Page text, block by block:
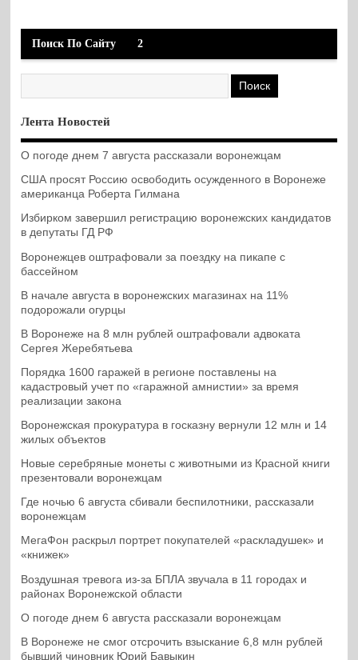
Поиск По Сайту 2
Лента Новостей
О погоде днем 7 августа рассказали воронежцам
США просят Россию освободить осужденного в Воронеже
американца Роберта Гилмана
Избирком завершил регистрацию воронежских кандидатов
в депутаты ГД РФ
Воронежцев оштрафовали за поездку на пикапе с
бассейном
В начале августа в воронежских магазинах на 11%
подорожали огурцы
В Воронеже на 8 млн рублей оштрафовали адвоката
Сергея Жеребятьева
Порядка 1600 гаражей в регионе поставлены на
кадастровый учет по «гаражной амнистии» за время
реализации закона
Воронежская прокуратура в госказну вернули 12 млн и 14
жилых объектов
Новые серебряные монеты с животными из Красной книги
презентовали воронежцам
Где ночью 6 августа сбивали беспилотники, рассказали
воронежцам
МегаФон раскрыл портрет покупателей «раскладушек» и
«книжек»
Воздушная тревога из-за БПЛА звучала в 11 городах и
районах Воронежской области
О погоде днем 6 августа рассказали воронежцам
В Воронеже не смог отсрочить взыскание 6,8 млн рублей
бывший чиновник Юрий Бавыкин